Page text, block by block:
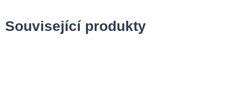
Související produkty